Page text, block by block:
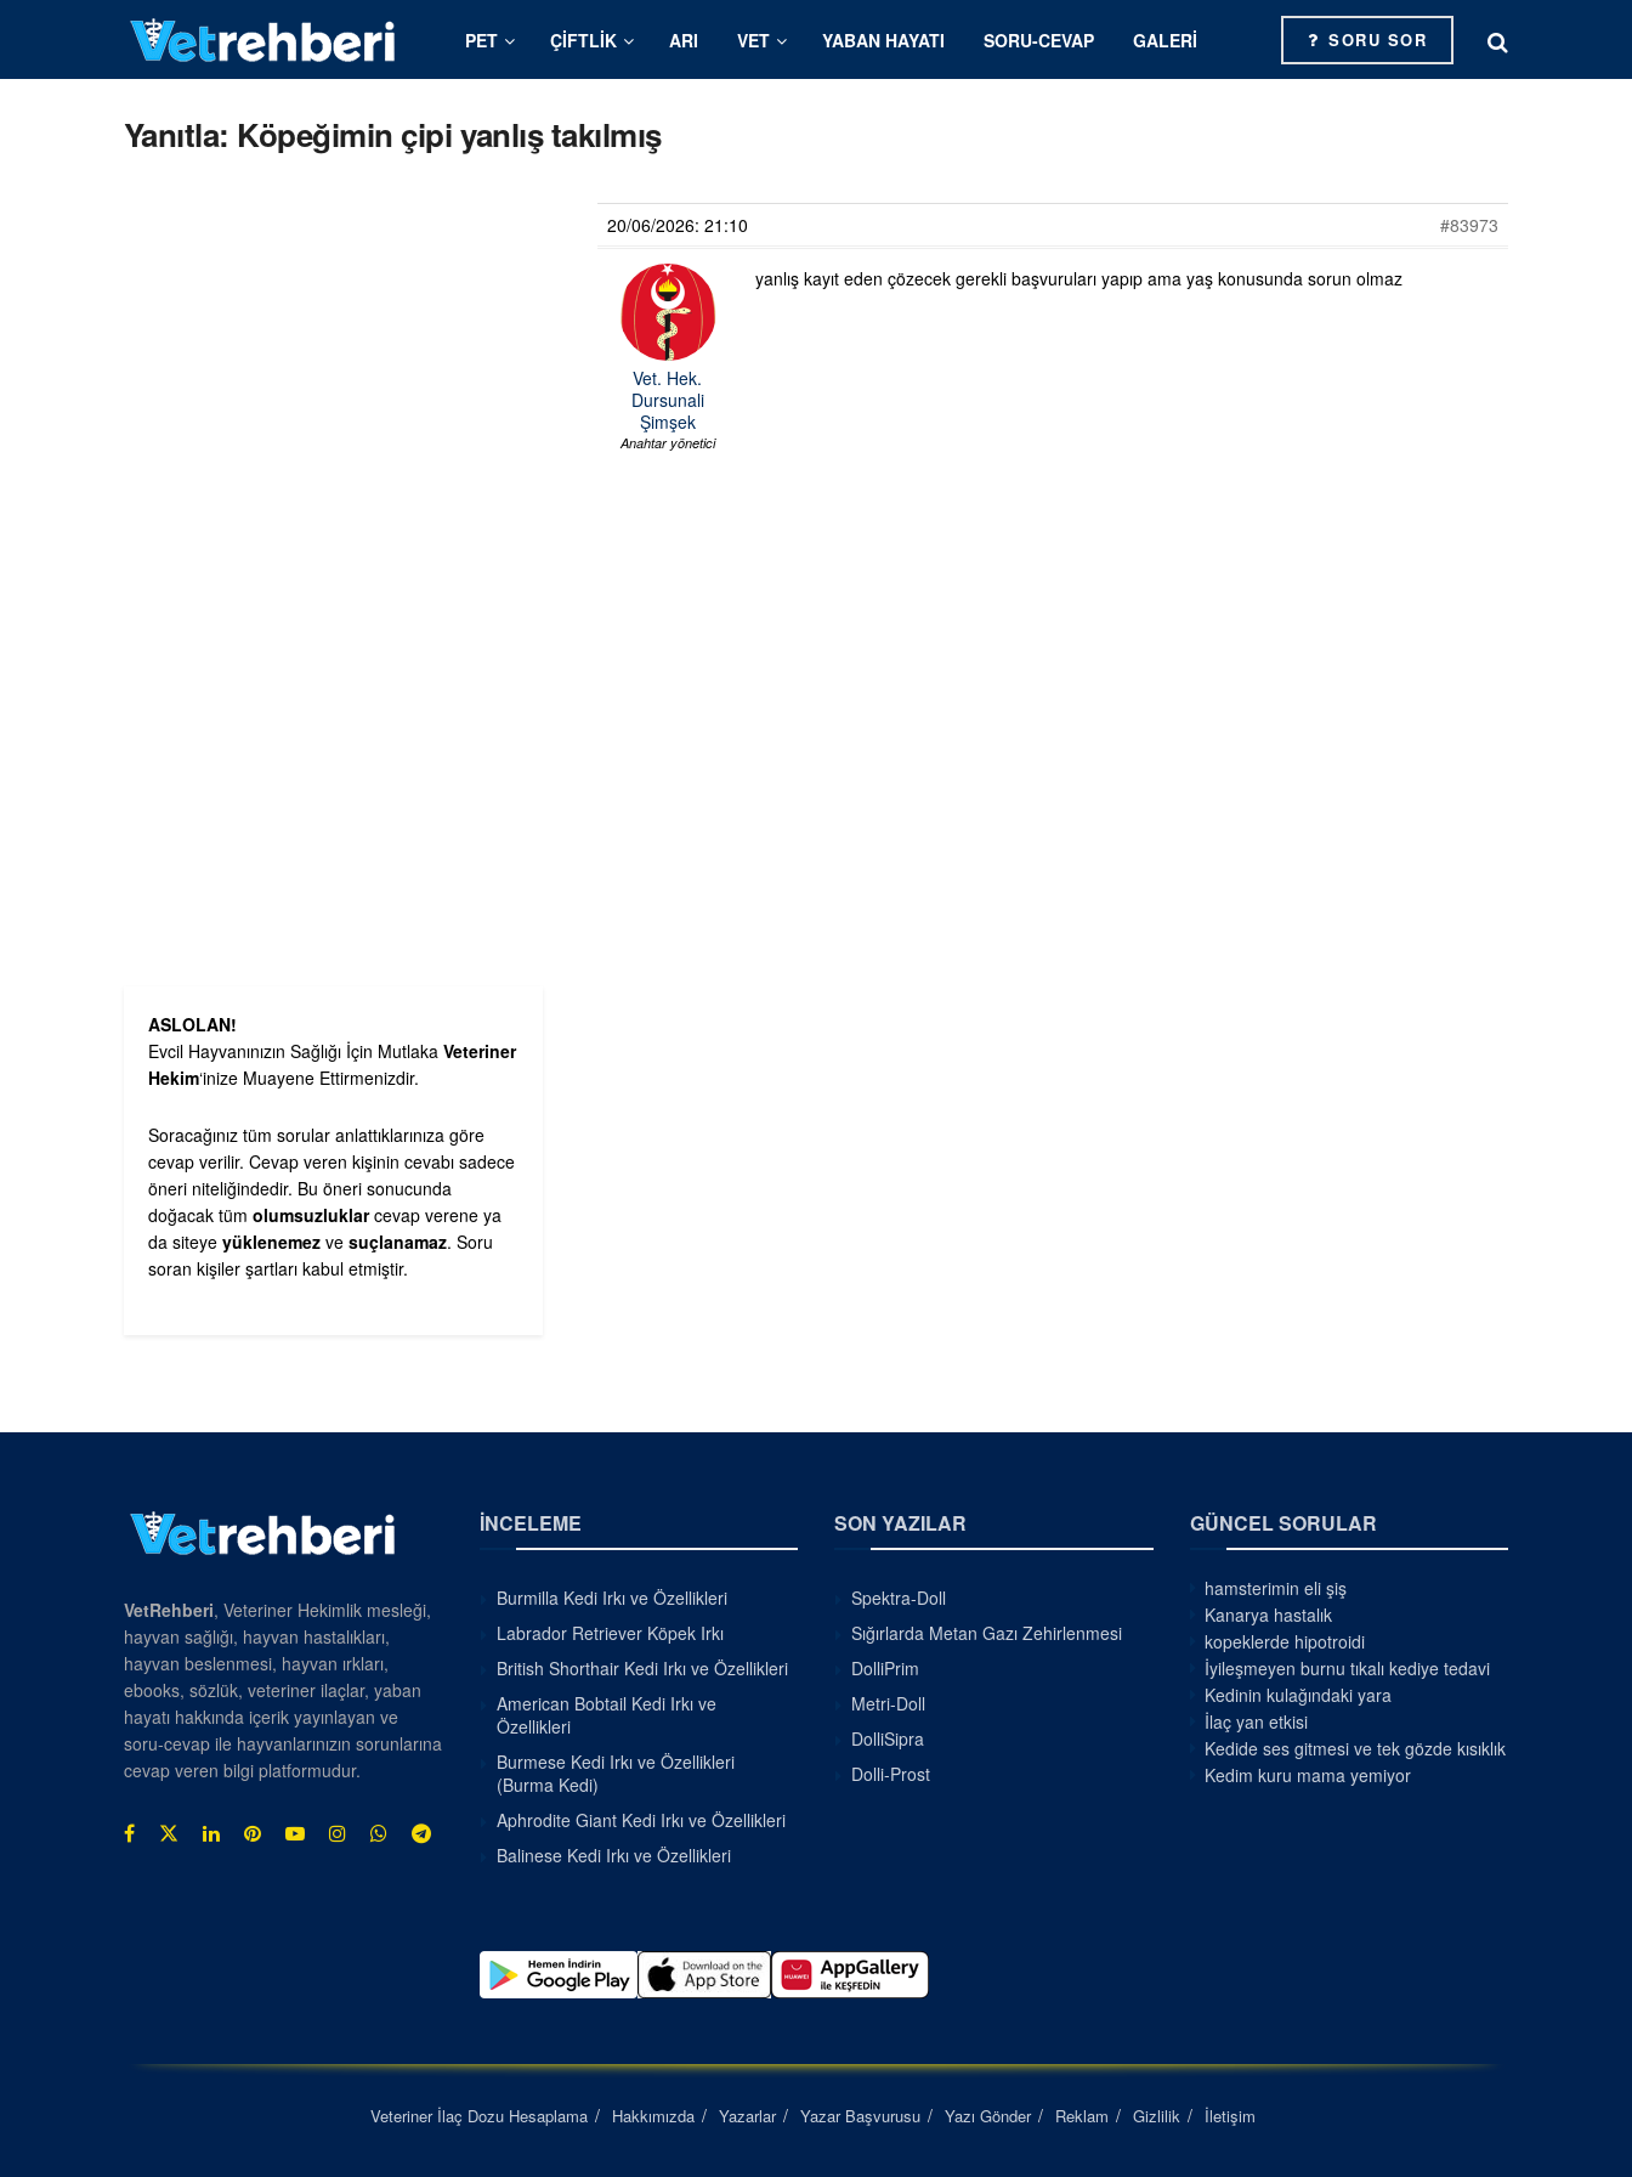
PET ÇIFTLIK ARI VET YABAN HAYATI SORU-CEVAP GALERI SORU SOR
Yanıtla: Köpeğimin çipi yanlış takılmış
20/06/2026: 21:10 #83973
Vet. Hek.
Dursunali
Şimşek
Anahtar yönetici
yanlış kayıt eden çözecek gerekli başvuruları yapıp ama yaş konusunda sorun olmaz
ASLOLAN!
Evcil Hayvanınızın Sağlığı İçin Mutlaka Veteriner
Hekim‘inize Muayene Ettirmenizdir.
Soracağınız tüm sorular anlattıklarınıza göre
cevap verilir. Cevap veren kişinin cevabı sadece
öneri niteliğindedir. Bu öneri sonucunda
doğacak tüm olumsuzluklarcevap verene ya
da siteye yüklenemez ve suçlanamaz. Soru
soran kişiler şartları kabul etmiştir.
VetRehberi, Veteriner Hekimlik mesleği,
hayvan sağlığı, hayvan hastalıkları,
hayvan beslenmesi, hayvan ırkları,
ebooks, sözlük, veteriner ilaçlar, yaban
hayatı hakkında içerik yayınlayan ve
soru-cevap ile hayvanlarınızın sorunlarına
cevap veren bilgi platformudur.
İNCELEME
Burmilla Kedi Irkı ve Özellikleri
Labrador Retriever Köpek Irkı
British Shorthair Kedi Irkı ve Özellikleri
American Bobtail Kedi Irkı ve
Özellikleri
Burmese Kedi Irkı ve Özellikleri
(Burma Kedi)
Aphrodite Giant Kedi Irkı ve Özellikleri
Balinese Kedi Irkı ve Özellikleri
SON YAZILAR
Spektra-Doll
Sığırlarda Metan Gazı Zehirlenmesi
DolliPrim
Metri-Doll
DolliSipra
Dolli-Prost
GÜNCEL SORULAR
hamsterimin eli şiş
Kanarya hastalık
kopeklerde hipotroidi
İyileşmeyen burnu tıkalı kediye tedavi
Kedinin kulağındaki yara
İlaç yan etkisi
Kedide ses gitmesi ve tek gözde kısıklık
Kedim kuru mama yemiyor
Veteriner İlaç Dozu Hesaplama Hakkımızda Yazarlar Yazar Başvurusu Yazı Gönder Reklam Gizlilik İletişim